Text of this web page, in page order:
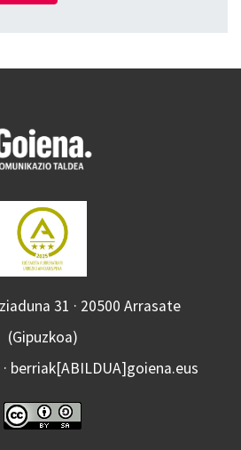
31 · 20500 Arrasate
(Gipuzkoa)
berriak[ABILDUA]goiena.eus